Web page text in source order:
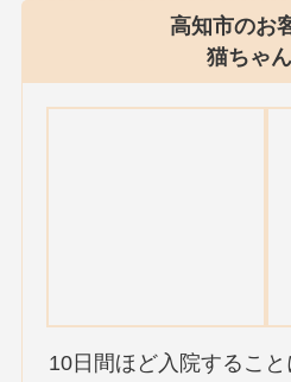
高知市のお
猫ちゃ
10日間ほど入院するこ